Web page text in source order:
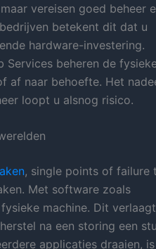
vereisen goed beheer
betekent dit dat u
hardware-investering.
Services beheren de
af naar behoefte. Het
loopt u alsnog risico.
, single points of failure
Met software zoals
machine. Dit verlaagt
na een storing een
applicaties draaien, is